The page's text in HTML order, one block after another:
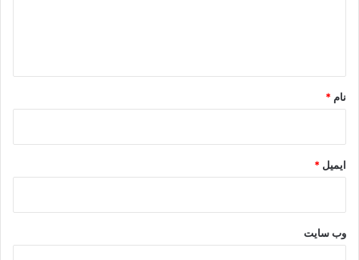
نام *
ایمیل *
وب‌ سایت